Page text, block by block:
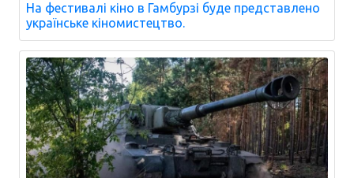
На фестивалі кіно в Гамбурзі буде представлено
українське кіномистецтво.